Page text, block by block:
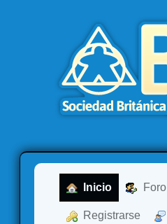
Inicio Foro
Registrarse